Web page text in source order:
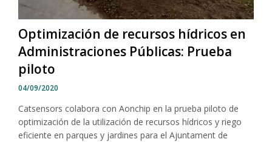
Optimización de recursos hídricos en
Administraciones Públicas: Prueba
piloto
04/09/2020
Catsensors colabora con Aonchip en la prueba piloto de
optimización de la utilización de recursos hídricos y riego
eficiente en parques y jardines para el Ajuntament de